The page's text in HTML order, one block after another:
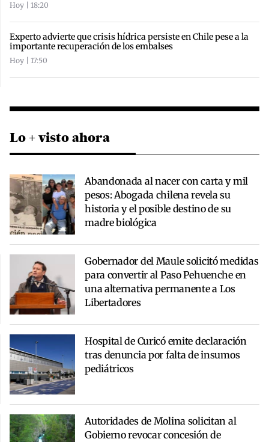
Hoy | 18:20
Experto advierte que crisis hídrica persiste en Chile pese a la
importante recuperación de los embalses
Hoy | 17:50
Lo + visto ahora
Abandonada al nacer con carta y mil
pesos: Abogada chilena revela su
historia y el posible destino de su
madre biológica
Gobernador del Maule solicitó medidas
para convertir al Paso Pehuenche en
una alternativa permanente a Los
Libertadores
Hospital de Curicó emite declaración
tras denuncia por falta de insumos
pediátricos
Autoridades de Molina solicitan al
Gobierno revocar concesión de